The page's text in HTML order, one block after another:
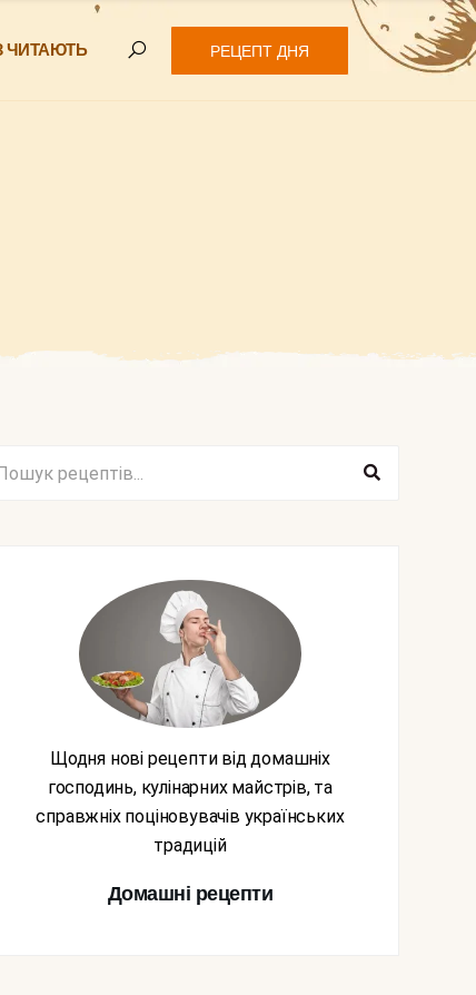
ЧИТАЮТЬ РЕЦЕПТ ДНЯ
Щодня нові рецепти від домашніх
господинь, кулінарних майстрів, та
справжніх поціновувачів українських
традицій
Домашні рецепти